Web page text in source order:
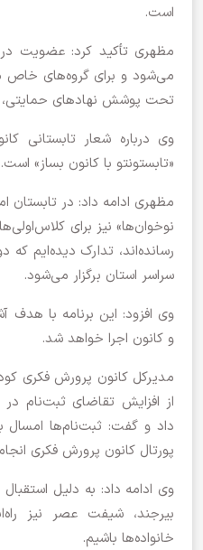
است.
مظهری تأکید کرد: عضویت در
می‌شود و برای گروه‌های خاص
تحت پوشش نهادهای حمایتی،
وی درباره شعار تابستانی
«تابستونتو با کانون بساز» است.
مظهری ادامه داد: در تابستان
نوخوان‌ها» نیز برای
رسانده‌اند، تدارک دیده‌ایم که
سراسر استان برگزار می‌شود.
وی افزود: این برنامه با هدف
و کانون اجرا خواهد شد.
مدیرکل کانون پرورش فکری
از افزایش تقاضای ثبت‌نام
داد و گفت: ثبت‌نام‌ها
پورتال کانون پرورش فکری
وی ادامه داد: به دلیل استقبال
بیرجند، شیفت عصر نیز
خانواده‌ها باشیم.